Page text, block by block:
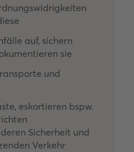
auf, sichern
sie
und
eskortieren bspw.
Sicherheit und
Verkehr